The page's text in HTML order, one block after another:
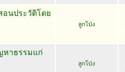
นประวัติโดย
ลูกโป่ง
หาธรรมแก่
ลูกโป่ง